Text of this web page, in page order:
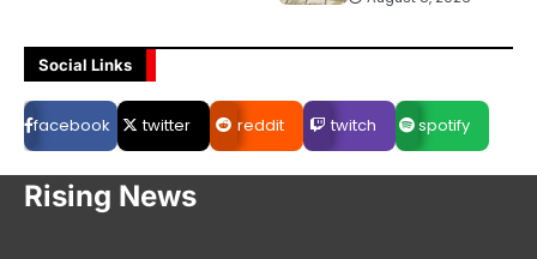
Social Links
facebook twitter reddit twitch spotify
Rising News